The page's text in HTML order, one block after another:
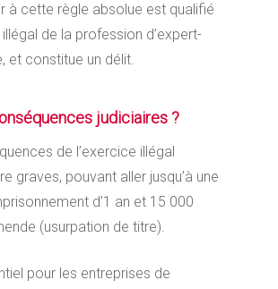
à cette règle absolue est qualifié
illégal de la profession d’expert-
et constitue un délit.
judiciaires ?
de l’exercice illégal
graves, pouvant aller jusqu’à une
d’1 an et 15 000
(usurpation de titre).
pour les entreprises de